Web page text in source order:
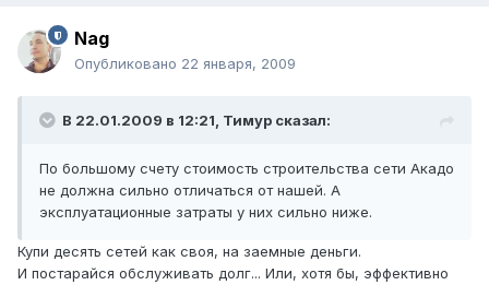
Nag
Опубликовано 22 января, 2009
В 22.01.2009 в 12:21, Тимур сказал:
По большому счету стоимость строительства сети Акадо
не должна сильно отличаться от нашей. А
эксплуатационные затраты у них сильно ниже.
Купи десять сетей как своя, на заемные деньги.
И постарайся обслуживать долг... Или, хотя бы, эффективно